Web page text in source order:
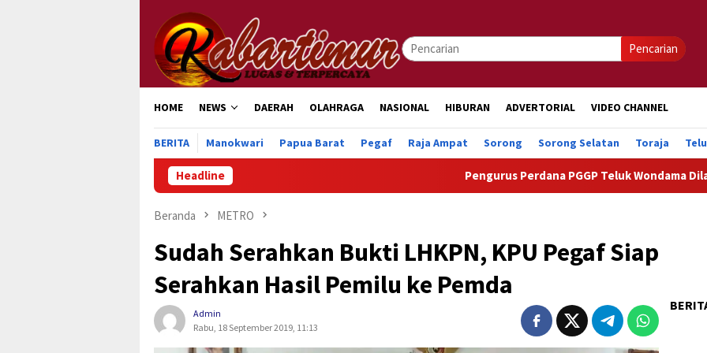
konten
Pencarian
HOME NEWS DAERAH OLAHRAGA NASIONAL HIBURAN ADVERTORIAL VIDEO CHANNEL
BERITA Manokwari Papua Barat Pegaf Raja Ampat Sorong Sorong Selatan Toraja
Headline Pengurus Perdana PGGP Teluk Wondama Dilantik,
Beranda METRO
Sudah Serahkan Bukti LHKPN, KPU Pegaf Siap
Serahkan Hasil Pemilu ke Pemda
Admin
Rabu, 18 September 2019, 11:13